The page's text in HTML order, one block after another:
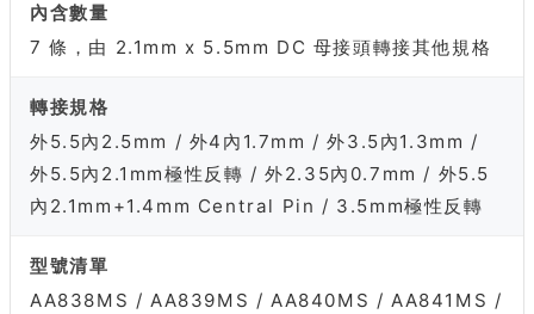
內含數量
7 條，由 2.1mm x 5.5mm DC 母接頭轉接其他規格
轉接規格
外5.5內2.5mm / 外4內1.7mm / 外3.5內1.3mm /
外5.5內2.1mm極性反轉 / 外2.35內0.7mm / 外5.5
內2.1mm+1.4mm Central Pin / 3.5mm極性反轉
型號清單
AA838MS / AA839MS / AA840MS / AA841MS /